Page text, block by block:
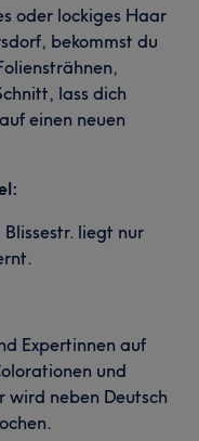
oder lockiges Haar
bekommst du
lass dich
einen neuen
liegt nur
Expertinnen auf
und
wird neben Deutsch